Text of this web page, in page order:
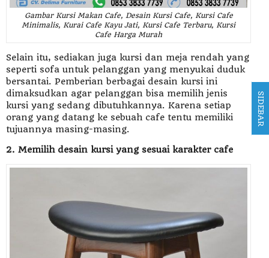
Gambar Kursi Makan Cafe, Desain Kursi Cafe, Kursi Cafe
Minimalis, Kurai Cafe Kayu Jati, Kursi Cafe Terbaru, Kursi
Cafe Harga Murah
Selain itu, sediakan juga kursi dan meja rendah yang
seperti sofa untuk pelanggan yang menyukai duduk
bersantai. Pemberian berbagai desain kursi ini
dimaksudkan agar pelanggan bisa memilih jenis
kursi yang sedang dibutuhkannya. Karena setiap
orang yang datang ke sebuah cafe tentu memiliki
tujuannya masing-masing.
2. Memilih desain kursi yang sesuai karakter cafe
SIDEBAR